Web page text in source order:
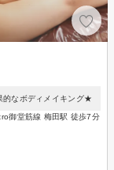
的なボディメイキング★
御堂筋線 梅田駅 徒歩7分